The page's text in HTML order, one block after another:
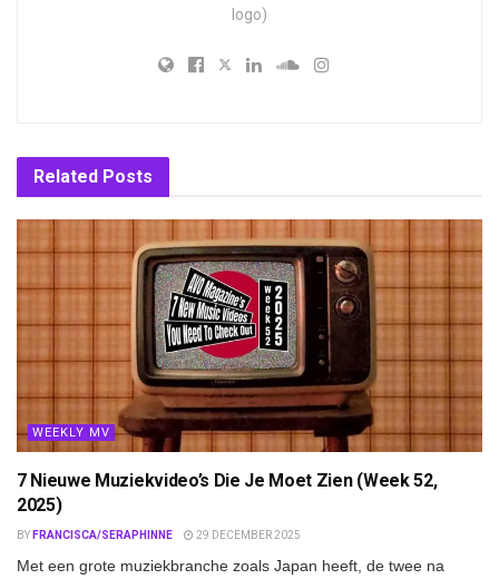
logo)
Related Posts
WEEKLY MV
7 Nieuwe Muziekvideo’s Die Je Moet Zien (Week 52,
2025)
BY FRANCISCA/SERAPHINNE 29 DECEMBER 2025
Met een grote muziekbranche zoals Japan heeft, de twee na